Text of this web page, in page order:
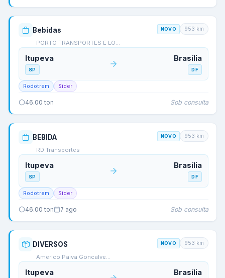
Bebidas
PORTO TRANSPORTES E LO…
NOVO 953 km
Itupeva
SP
Brasília
DF
Rodotrem Sider
46.00 ton Sob consulta
BEBIDA
RD Transportes
NOVO 953 km
Itupeva
SP
Brasília
DF
Rodotrem Sider
46.00 ton 7 ago Sob consulta
DIVERSOS
Americo Paiva Goncalve…
NOVO 953 km
Itupeva Brasília